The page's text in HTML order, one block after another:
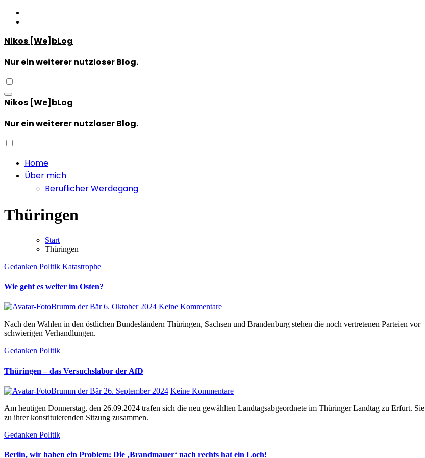
Zum
Inhalt
Nikos [We]bLog
Nur ein weiterer nutzloser Blog.
Nikos [We]bLog
Nur ein weiterer nutzloser Blog.
Home
Über mich
Beruflicher Werdegang
Thüringen
Start
Thüringen
Gedanken Politik Katastrophe
Wie geht es weiter im Osten?
Brumm der Bär6. Oktober 2024 Keine Kommentare
Nach den Wahlen in den östlichen Bundesländern Thüringen, Sachsen und Brandenburg stehen die noch vertretenen Parteien vor
schwierigen Verhandlungen.
Gedanken Politik
Thüringen – das Versuchslabor der AfD
Brumm der Bär 26. September 2024 Keine Kommentare
Am heutigen Donnerstag, den 26.09.2024 trafen sich die neu gewählten Landtagsabgeordnete im Thüringer Landtag zu Erfurt. Sie kamen
zu ihrer konstituierenden Sitzung zusammen.
Gedanken Politik
Berlin, wir haben ein Problem: Die ‚Brandmauer‘ nach rechts hat ein Loch!